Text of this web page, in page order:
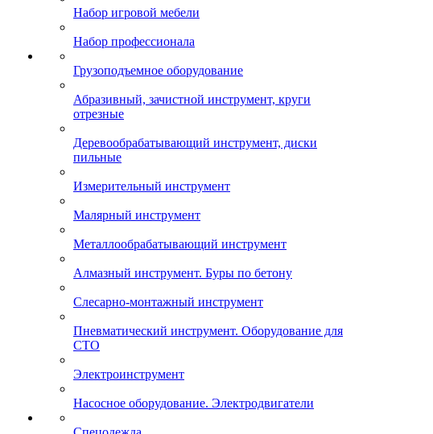
Набор игровой мебели
Набор профессионала
Грузоподъемное оборудование
Абразивный, зачистной инструмент, круги
отрезные
Деревообрабатывающий инструмент, диски
пильные
Измерительный инструмент
Малярный инструмент
Металлообрабатывающий инструмент
Алмазный инструмент. Буры по бетону
Слесарно-монтажный инструмент
Пневматический инструмент. Оборудование для
СТО
Электроинструмент
Насосное оборудование. Электродвигатели